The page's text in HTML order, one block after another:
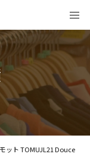
ット TOMUJL21 Douce